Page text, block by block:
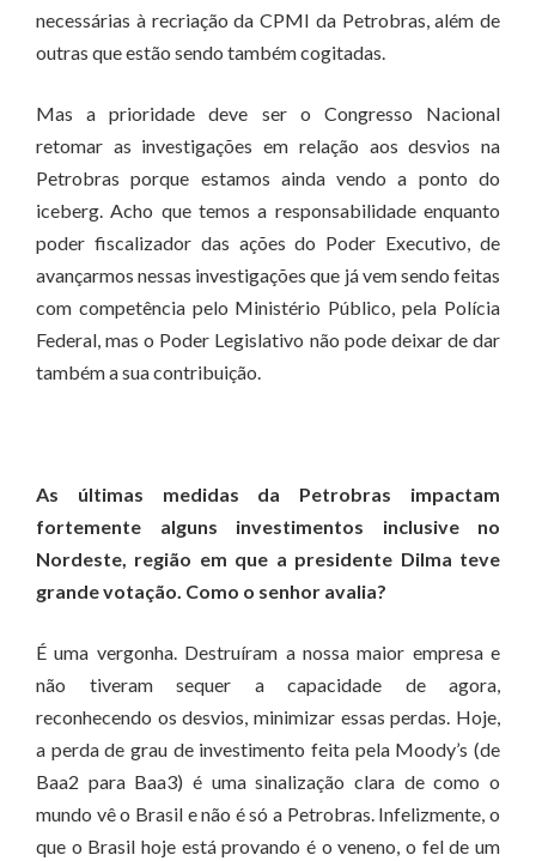
necessárias à recriação da CPMI da Petrobras, além de
outras que estão sendo também cogitadas.
Mas a prioridade deve ser o Congresso Nacional
retomar as investigações em relação aos desvios na
Petrobras porque estamos ainda vendo a ponto do
iceberg. Acho que temos a responsabilidade enquanto
poder fiscalizador das ações do Poder Executivo, de
avançarmos nessas investigações que já vem sendo feitas
com competência pelo Ministério Público, pela Polícia
Federal, mas o Poder Legislativo não pode deixar de dar
também a sua contribuição.
As últimas medidas da Petrobras impactam
fortemente alguns investimentos inclusive no
Nordeste, região em que a presidente Dilma teve
grande votação. Como o senhor avalia?
É uma vergonha. Destruíram a nossa maior empresa e
não tiveram sequer a capacidade de agora,
reconhecendo os desvios, minimizar essas perdas. Hoje,
a perda de grau de investimento feita pela Moody’s (de
Baa2 para Baa3) é uma sinalização clara de como o
mundo vê o Brasil e não é só a Petrobras. Infelizmente, o
que o Brasil hoje está provando é o veneno, o fel de um